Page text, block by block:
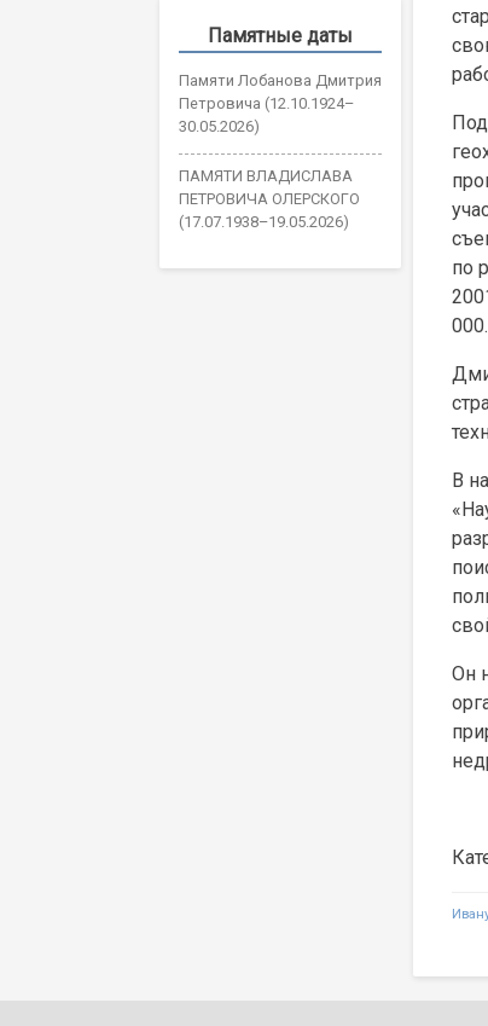
по
000.
В
Он
Памятные даты
Памяти Лобанова Дмитрия
Петровича (12.10.1924–
30.05.2026)
ПАМЯТИ ВЛАДИСЛАВА
ПЕТРОВИЧА ОЛЕРСКОГО
(17.07.1938–19.05.2026)